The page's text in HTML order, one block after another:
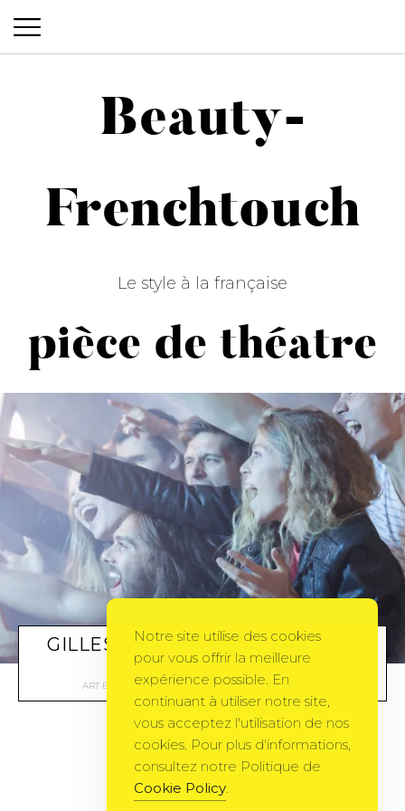
Beauty-Frenchtouch
Beauty-
Frenchtouch
Le style à la française
pièce de théatre
GILLES UNE PIÈCE DE THÉÂTRE
EXTRAORDINAIRE
ART ET CULTUREBYNATSUHIBOSHI 8 JANVIER 2010
Notre site utilise des cookies
pour vous offrir la meilleure
expérience possible. En
continuant à utiliser notre site,
vous acceptez l'utilisation de nos
cookies. Pour plus d'informations,
consultez notre Politique de
Cookie Policy.